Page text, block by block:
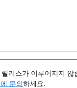
리스가 이루어지지
문의하세요.